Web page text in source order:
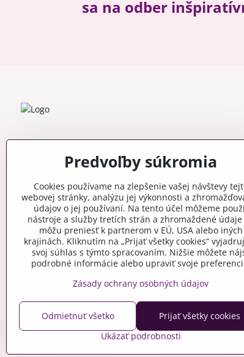
sa na odber
Predvoľby súkromia
Cookies používame na zlepšenie vašej návštevy
webovej stránky, analýzu jej výkonnosti a
údajov o jej používaní. Na tento účel môžeme
nástroje a služby tretích strán a zhromaždené údaje
môžu preniesť k partnerom v EÚ, USA alebo iných
krajinách. Kliknutím na „Prijať všetky cookies“
svoj súhlas s týmto spracovaním. Nižšie môžete
podrobné informácie alebo upraviť svoje
Zásady ochrany osobných údajov
Ukázať podrobnosti
Prijať všetky cookies
Odmietnuť všetko